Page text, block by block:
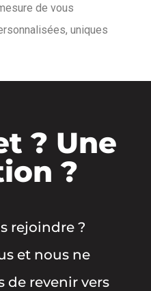
de vous
uniques
? Une
?
rejoindre ?
et nous ne
de revenir vers